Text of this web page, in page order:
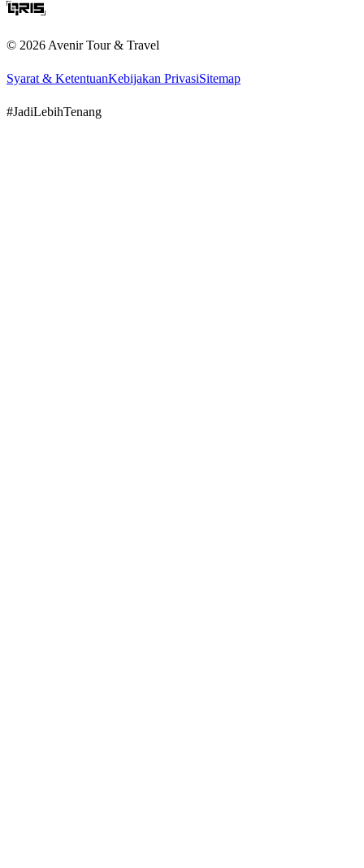
© 2026 Avenir Tour & Travel
Syarat & KetentuanKebijakan PrivasiSitemap
#JadiLebihTenang